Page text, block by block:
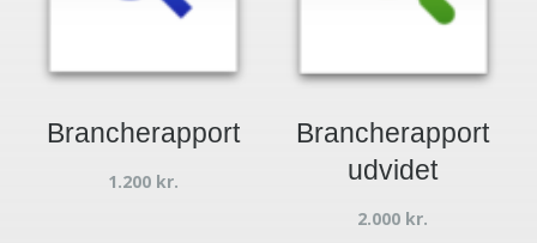
Brancherapport
1.200 kr.
Brancherapport
udvidet
2.000 kr.